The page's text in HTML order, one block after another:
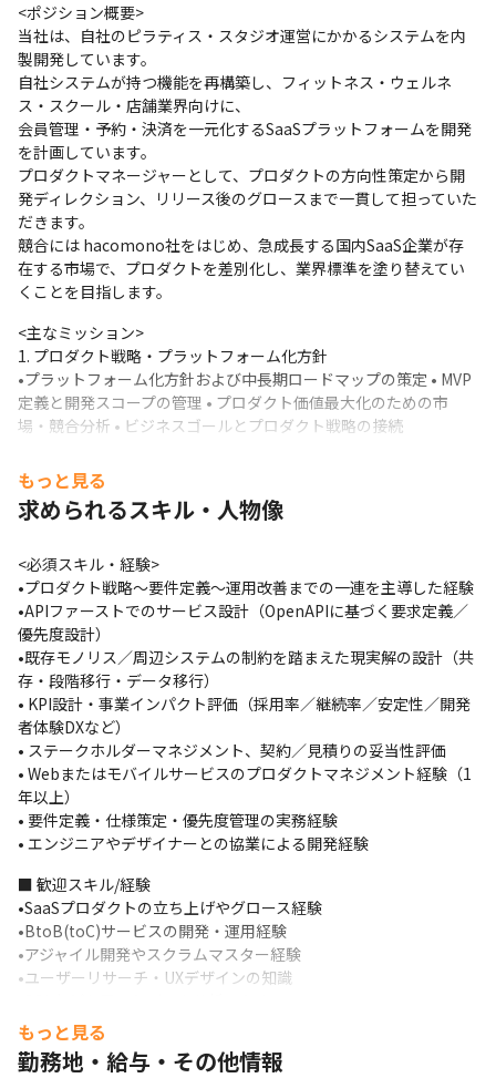
<ポジション概要>
当社は、自社のピラティス・スタジオ運営にかかるシステムを内
製開発しています。
自社システムが持つ機能を再構築し、フィットネス・ウェルネ
ス・スクール・店舗業界向けに、
会員管理・予約・決済を一元化するSaaSプラットフォームを開発
を計画しています。
プロダクトマネージャーとして、プロダクトの方向性策定から開
発ディレクション、リリース後のグロースまで一貫して担っていた
だきます。
競合には hacomono社をはじめ、急成長する国内SaaS企業が存
在する市場で、プロダクトを差別化し、業界標準を塗り替えてい
くことを目指します。
<主なミッション>
1. プロダクト戦略・プラットフォーム化方針
•プラットフォーム化方針および中長期ロードマップの策定 • MVP
定義と開発スコープの管理 • プロダクト価値最大化のための市
場・競合分析 • ビジネスゴールとプロダクト戦略の接続
共存戦略・アーキテクチャ方針
• 境界（Bounded Context）設計によるシステム領域の明確化 •
ングルールの設計
段階移行計画とリリース管理
• ストラングラー方式による段階的移行計画の立案 • Feature Flag
やカナリアリリースによる漸進的機能提供 • ロールバック基準と
緊急対応フローの明確化
運用・信頼性設計
• SLA/SLO/SLIの策定と達成計画 • 監視・アラート体制の設計と運
用プロセス整備 • 障害対応体制の構築、キャパシティ計画 •コスト
最適化（TCO／FinOps）の推進
データ保護・セキュリティガバナンス
（RBAC）と認可設計 • 監査ログ方針とコンプライアンス対応
利害調整と組織間連携
• CS、店舗運営、財務、法務、開発などの横断的な調整 • ベンダー
選定・外部SaaSサービスの契約・利用方針策定 • 経営層や社内外
もっと見る
求められるスキル・人物像
<必須スキル・経験>
•プロダクト戦略〜要件定義〜運用改善までの一連を主導した経験
•APIファーストでのサービス設計（OpenAPIに基づく要求定義／
優先度設計）
•既存モノリス／周辺システムの制約を踏まえた現実解の設計（共
存・段階移行・データ移行）
• KPI設計・事業インパクト評価（採用率／継続率／安定性／開発
者体験DXなど）
• ステークホルダーマネジメント、契約／見積りの妥当性評価
• Webまたはモバイルサービスのプロダクトマネジメント経験（1
年以上）
• 要件定義・仕様策定・優先度管理の実務経験
• エンジニアやデザイナーとの協業による開発経験
■ 歓迎スキル/経験
•SaaSプロダクトの立ち上げやグロース経験
•BtoB(toC)サービスの開発・運用経験
•アジャイル開発やスクラムマスター経験
•ユーザーリサーチ・UXデザインの知識
■求める人物像
・スタジオで働く人達と粘り強くコミュニケーションができ、サ
もっと見る
勤務地・給与・その他情報